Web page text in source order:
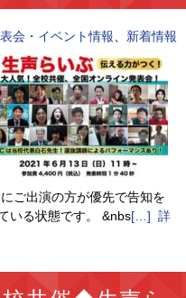
会・イベント情報
新着情報
ご出演の方が優先で告知を
いる状態です。 &nbs[…] 詳